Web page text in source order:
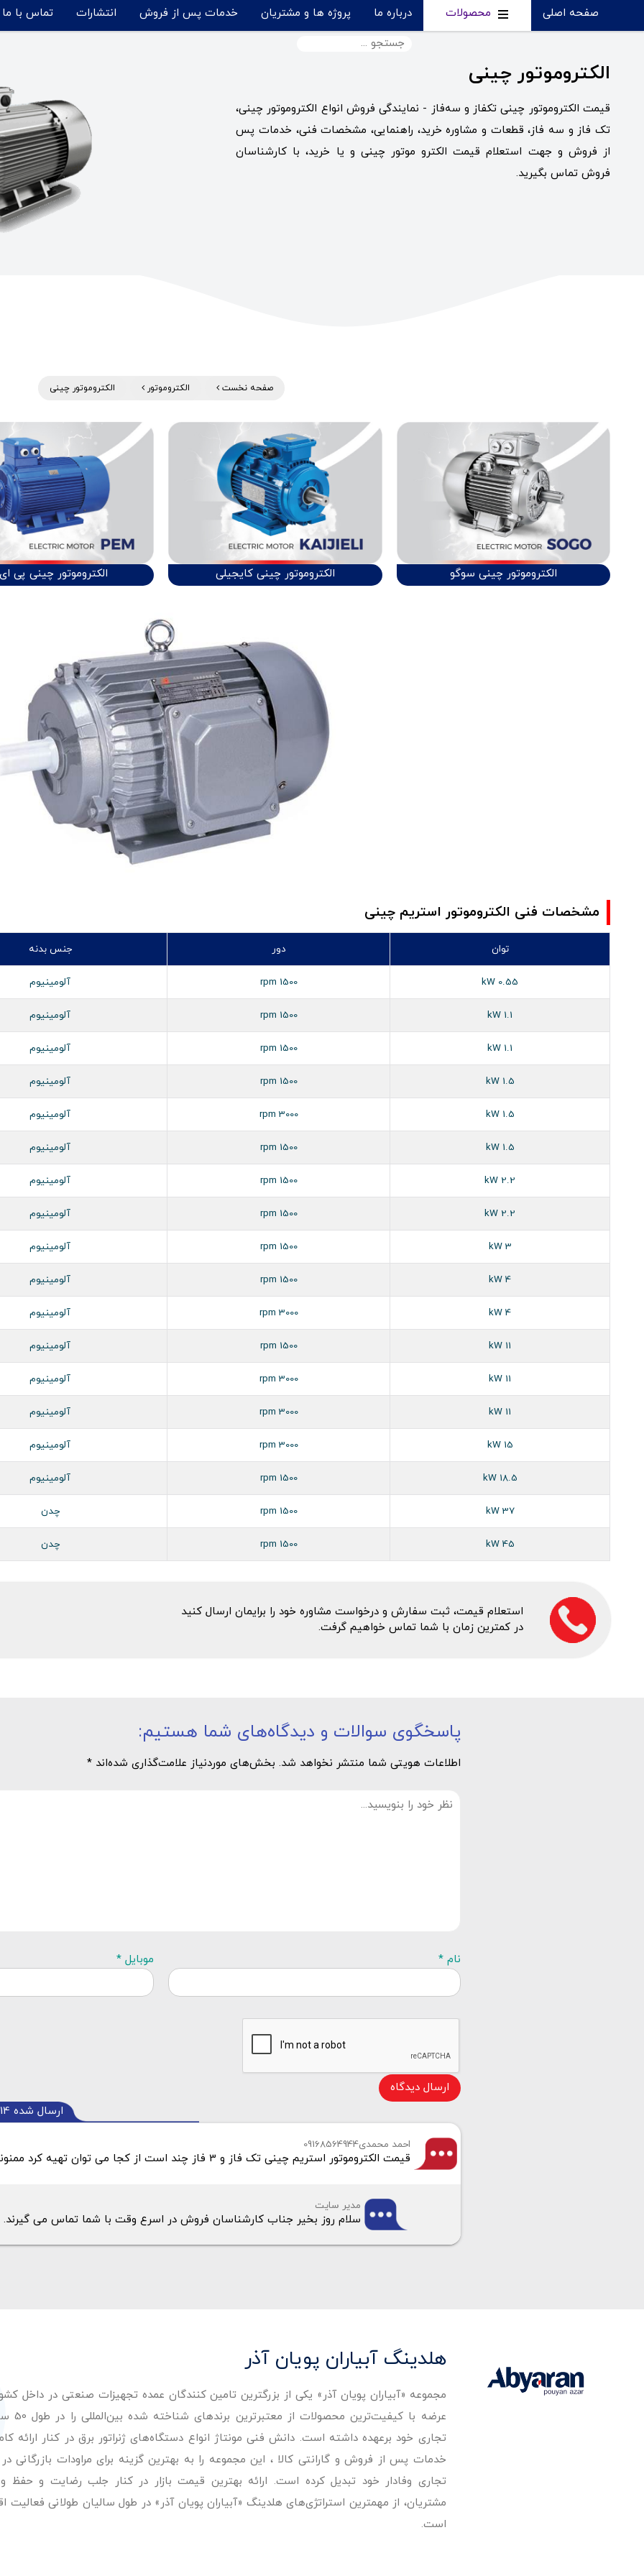
صفحه اصلی محصولات درباره ما پروژه ها و مشتریان خدمات پس از فروش انتشارات تماس با ما
الکتروموتور چینی
قیمت الکتروموتور چینی تکفاز و سه‌فاز - نمایندگی فروش انواع الکتروموتور چینی،
تک فاز و سه فاز، قطعات و مشاوره خرید، راهنمایی، مشخصات فنی، خدمات پس
از فروش و جهت استعلام قیمت الکترو موتور چینی و یا خرید، با کارشناسان
فروش تماس بگیرید.
صفحه نخست الکتروموتور الکتروموتور چینی
الکتروموتور چینی سوگو الکتروموتور چینی کایجیلی الکتروموتور چینی پی
مشخصات فنی الکتروموتور استریم چینی
توان دور جنس بدنه
0.55 kW
1500 rpm آلومینیوم
1.1 kW
1500 rpm آلومینیوم
1.1 kW
1500 rpm آلومینیوم
1.5 kW
1500 rpm آلومینیوم
1.5 kW
3000 rpm آلومینیوم
1.5 kW
1500 rpm آلومینیوم
2.2 kW
1500 rpm آلومینیوم
2.2 kW
1500 rpm آلومینیوم
3 kW
1500 rpm آلومینیوم
4 kW
1500 rpm آلومینیوم
4 kW
3000 rpm آلومینیوم
11 kW
1500 rpm آلومینیوم
11 kW
3000 rpm آلومینیوم
11 kW
3000 rpm آلومینیوم
15 kW
3000 rpm آلومینیوم
18.5 kW
1500 rpm آلومینیوم
37 kW
1500 rpm چدن
45 kW
1500 rpm چدن
استعلام قیمت، ثبت سفارش و درخواست مشاوره خود را برایمان ارسال کنید
در کمترین زمان با شما تماس خواهیم گرفت.
پاسخگوی سوالات و دیدگاه‌های شما هستیم:
اطلاعات هویتی شما منتشر نخواهد شد. بخش‌های موردنیاز علامت‌گذاری شده‌اند *
نام * موبایل *
ارسال دیدگاه
ارسال شده
احمد محمدی09168564944
قیمت الکتروموتور استریم چینی تک فاز و 3 فاز چند است از کجا می توان تهیه کرد ممنونم محمدی
مدیر سایت
سلام روز بخیر جناب کارشناسان فروش در اسرع وقت با شما تماس می گیرند.
هلدینگ آبیاران پویان آذر
مجموعه «آبیاران پویان آذر» یکی از بزرگترین تامین کنندگان عمده تجهیزات صنعتی در داخل
عرضه با
تجاری خود برعهده داشته است. دانش فنی مونتاژ انواع دستگاه‌های ژنراتور برق در کنار ارائه
خدمات پس از فروش و گارانتی کالا ، این مجموعه را به بهترین گزینه برای مراودات بازرگانی
تجاری وفادار خود تبدیل کرده است. ارائه بهترین قیمت بازار در کنار جلب رضایت و حفظ
مشتریان، از مهمترین استراتژی‌های هلدینگ «آبیاران پویان آذر» در طول سالیان طولانی فعالیت
است.